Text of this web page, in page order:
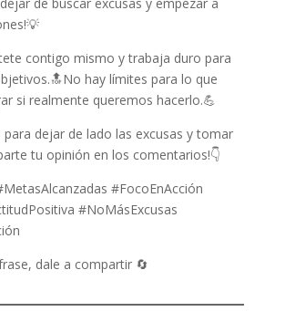
contigo mismo y trabaja duro para
hay límites para lo que
si realmente queremos hacerlo.💪
para dejar de lado las excusas y tomar
tu opinión en los comentarios!👇
#FocoEnAcción
#NoMásExcusas
dale a compartir 🔄